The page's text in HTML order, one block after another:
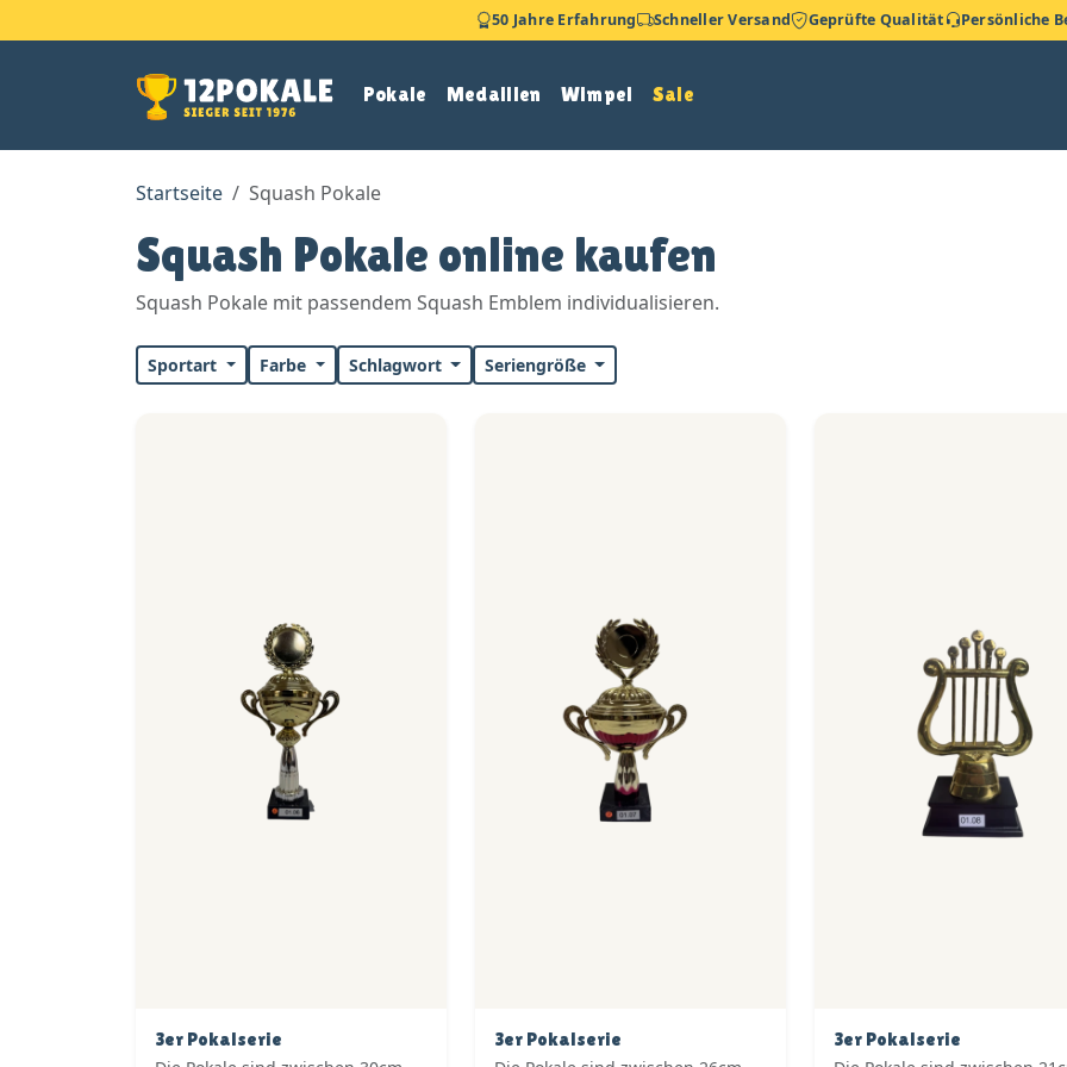
50 Jahre Erfahrung Schneller Versand Geprüfte Qualität Persönliche
Pokale Medaillen Wimpel Sale
Startseite Squash Pokale
Squash Pokale online kaufen
Squash Pokale mit passendem Squash Emblem individualisieren.
Sportart Farbe Schlagwort Seriengröße
3er Pokalserie
3er Pokalserie
3er Pokalserie